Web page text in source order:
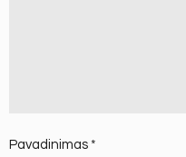
Pavadinimas *